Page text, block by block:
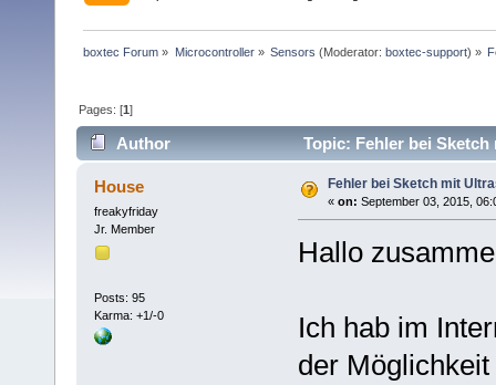
boxtec Forum » Microcontroller» Sensors (Moderator: boxtec-support) »
Pages: [1]
Author Topic: Fehler bei
House
freakyfriday
Jr. Member
Posts: 95
Karma: +1/-0
Fehler bei Sketch mit
« on: September 03, 2015,
Hallo
Ich hab im
der